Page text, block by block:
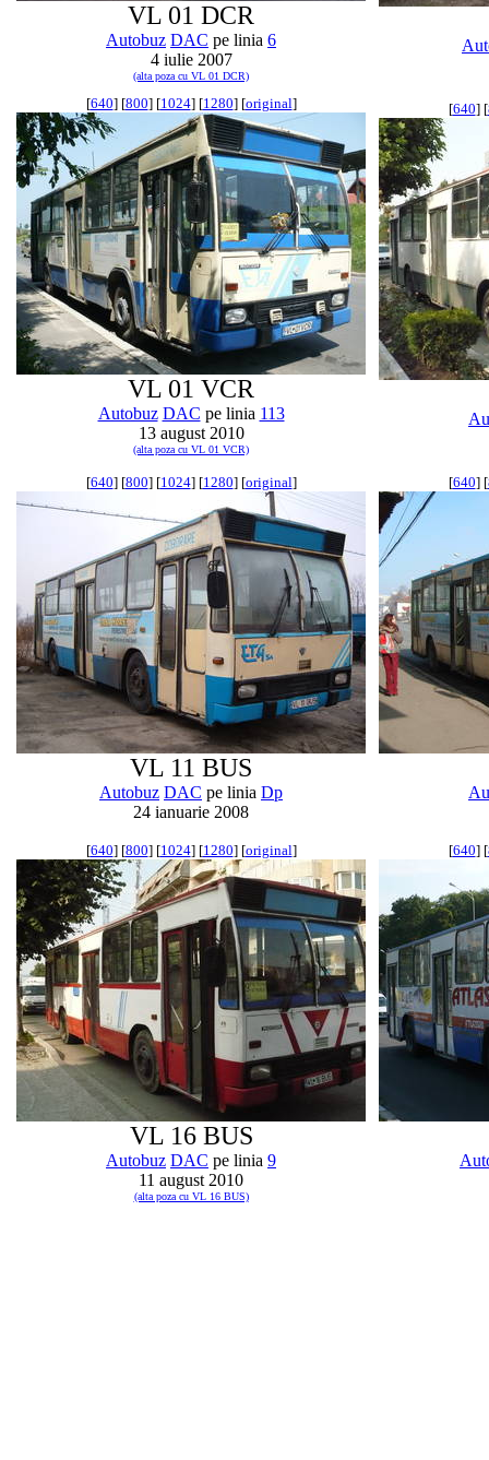
VL 01 DCR
Autobuz DAC pe linia 6
4 iulie 2007
(alta poza cu VL 01 DCR)
[640] [800] [1024] [1280] [original]
VL 01 VCR
Autobuz DAC pe linia 113
13 august 2010
(alta poza cu VL 01 VCR)
[640] [
[640] [800] [1024] [1280] [original]
VL 11 BUS
Autobuz DAC pe linia Dp
24 ianuarie 2008
[640] [
[640] [800] [1024] [1280] [original]
VL 16 BUS
Autobuz DAC pe linia 9
11 august 2010
(alta poza cu VL 16 BUS)
[640] [